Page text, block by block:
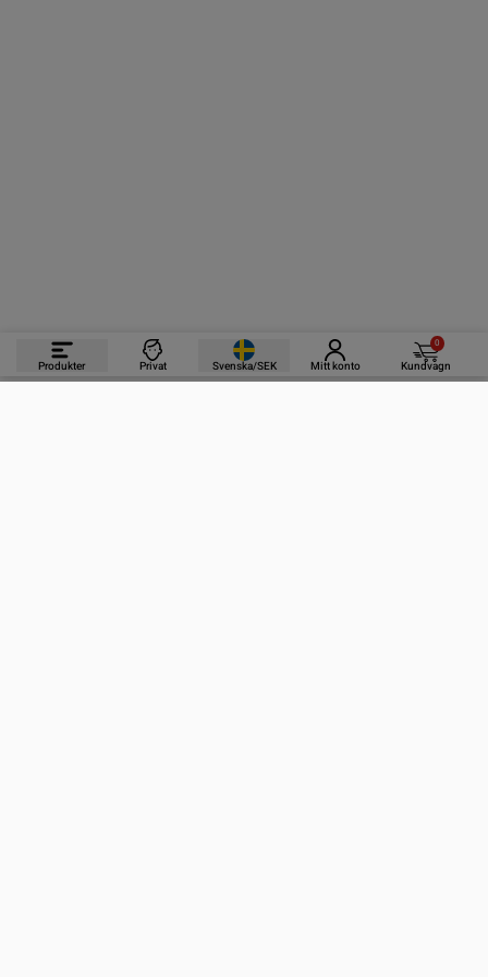
Produkter Privat Svenska/SEK Mitt konto
0
Kundvagn